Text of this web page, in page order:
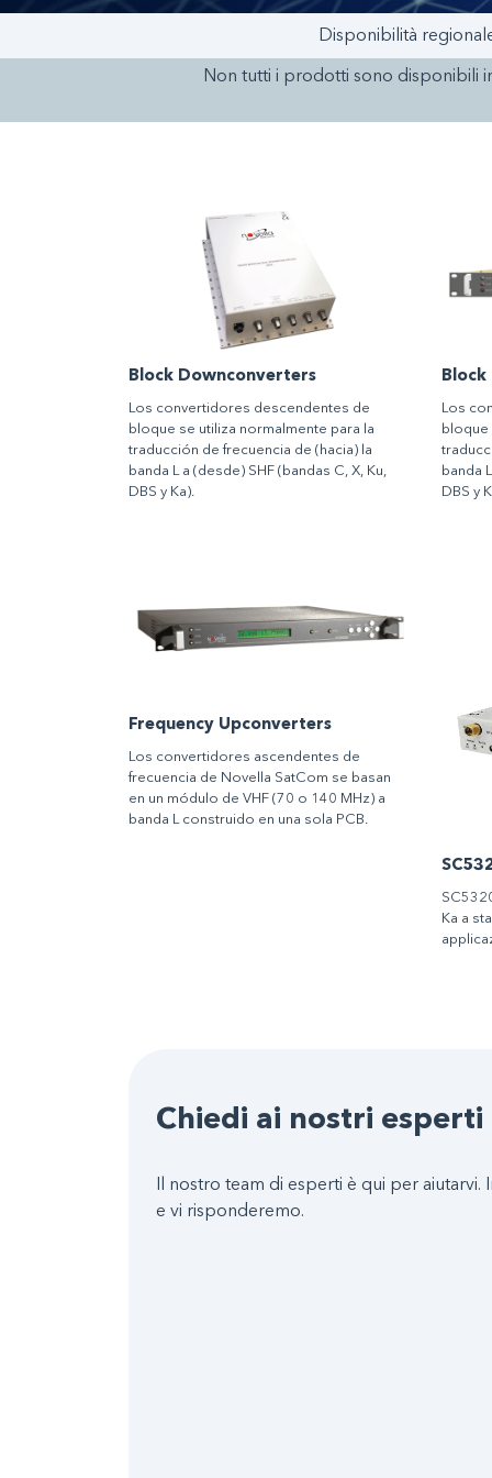
Disponibilità
Non tutti i prodotti sono disponibili
Block Downconverters
Los convertidores descendentes de
bloque se utiliza normalmente para la
traducción de frecuencia de (hacia) la
banda L a (desde) SHF (bandas C, X, Ku,
DBS y Ka).
Los
bloque
banda
DBS y
Frequency Upconverters
Los convertidores ascendentes de
frecuencia de Novella SatCom se basan
en un módulo de VHF (70 o 140 MHz) a
banda L construido en una sola PCB.
Ka a
Chiedi ai nostri esperti
Il nostro team di esperti è qui per aiutarvi.
e vi risponderemo.